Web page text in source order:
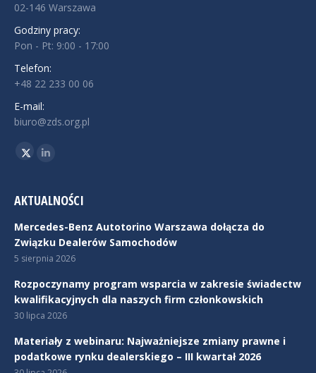
02-146 Warszawa
Godziny pracy:
Pon - Pt: 9:00 - 17:00
Telefon:
+48 22 233 00 06
E-mail:
biuro@zds.org.pl
Znajdź nas na:
TwitterLinkedin
AKTUALNOŚCI
Mercedes-Benz Autotorino Warszawa dołącza do
Związku Dealerów Samochodów
5 sierpnia 2026
Rozpoczynamy program wsparcia w zakresie świadectw
kwalifikacyjnych dla naszych firm członkowskich
30 lipca 2026
Materiały z webinaru: Najważniejsze zmiany prawne i
podatkowe rynku dealerskiego – III kwartał 2026